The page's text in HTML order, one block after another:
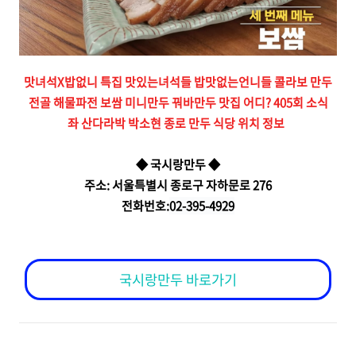
맛녀석X밥없니 특집 맛있는녀석들 밥맛없는언니들 콜라보 만두
전골 해물파전 보쌈 미니만두 꿔바만두 맛집 어디? 405회 소식
좌 산다라박 박소현 종로 만두 식당 위치 정보
◆ 국시랑만두 ◆
주소: 서울특별시 종로구 자하문로 276
전화번호:02-395-4929
국시랑만두 바로가기